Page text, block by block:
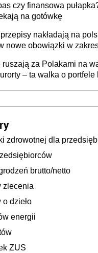
czy finansowa
na gotówkę
nakładają na
nowe obowiązki w
za Polakami na
– ta walka o portfele
zdrowotnej dla
brutto/netto
zlecenia
dzieło
energii
ZUS